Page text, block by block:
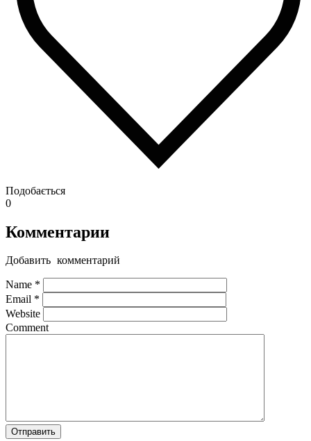
Подобається
0
Комментарии
Добавить комментарий
Name *
Email *
Website
Comment